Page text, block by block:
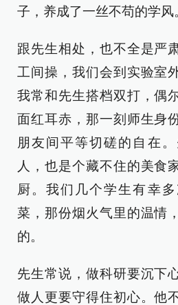
子，养成了一丝不苟的学风
跟先生相处，也不全是严
工间操，我们会到实验室
我常和先生搭档双打，偶
面红耳赤，那一刻师生身
朋友间平等切磋的自在
人，也是个藏不住的美食
厨。我们几个学生有幸
菜，那份烟火气里的温情
的。
先生常说，做科研要沉下
做人更要守得住初心。他